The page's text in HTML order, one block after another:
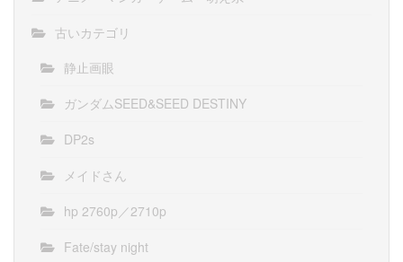
古いカテゴリ
静止画眼
ガンダムSEED&SEED DESTINY
DP2s
メイドさん
hp 2760p／2710p
Fate/stay night